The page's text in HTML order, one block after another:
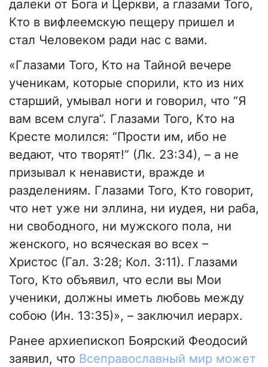
далеки от Бога и Церкви, а глазами Того,
Кто в вифлеемскую пещеру пришел и
стал Человеком ради нас с вами.
«Глазами Того, Кто на Тайной вечере
ученикам, которые спорили, кто из них
старший, умывал ноги и говорил, что “Я
вам всем слуга”. Глазами Того, Кто на
Кресте молился: “Прости им, ибо не
ведают, что творят!” (Лк. 23:34), – а не
призывал к ненависти, вражде и
разделениям. Глазами Того, Кто говорит,
что нет уже ни эллина, ни иудея, ни раба,
ни свободного, ни мужского пола, ни
женского, но всяческая во всех –
Христос (Гал. 3:28; Кол. 3:11). Глазами
Того, Кто объявил, что если вы Мои
ученики, должны иметь любовь между
собою (Ин. 13:35)», – заключил иерарх.
Ранее архиепископ Боярский Феодосий
заявил, что Всеправославный мир может